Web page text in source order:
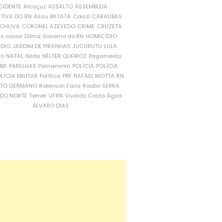
Alcaçuz ASSALTO ASSEMBLEIA
DO RN Assu BATATA Caicó CARAÚBAS
CORONEL AZEVEDO CRIME CRUZETA
novos Dilma Governo do RN HOMICÍDIO
JARDIM DE PIRANHAS JUCURUTU LULA
NATAL Nilda NÉLTER QUEIROZ Pagamento
PARELHAS Parnamirim POLÍCIA POLÍCIA
MILITAR Política PRF RAFAEL MOTTA RN
GERMANO Robinson Faria Roubo SERRA
NORTE Temer UFRN Vivaldo Costa Água
ÁLVARO DIAS